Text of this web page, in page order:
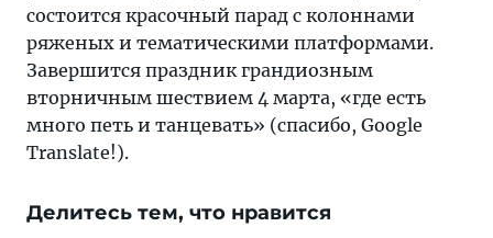
состоится красочный парад с колоннами
ряженых и тематическими платформами.
Завершится праздник грандиозным
вторничным шествием 4 марта, «где есть
много петь и танцевать» (спасибо, Google
Translate!).
Делитесь тем, что нравится